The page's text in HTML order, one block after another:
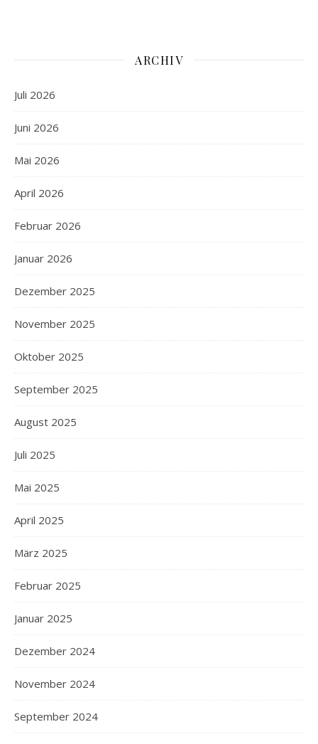
ARCHIV
Juli 2026
Juni 2026
Mai 2026
April 2026
Februar 2026
Januar 2026
Dezember 2025
November 2025
Oktober 2025
September 2025
August 2025
Juli 2025
Mai 2025
April 2025
März 2025
Februar 2025
Januar 2025
Dezember 2024
November 2024
September 2024